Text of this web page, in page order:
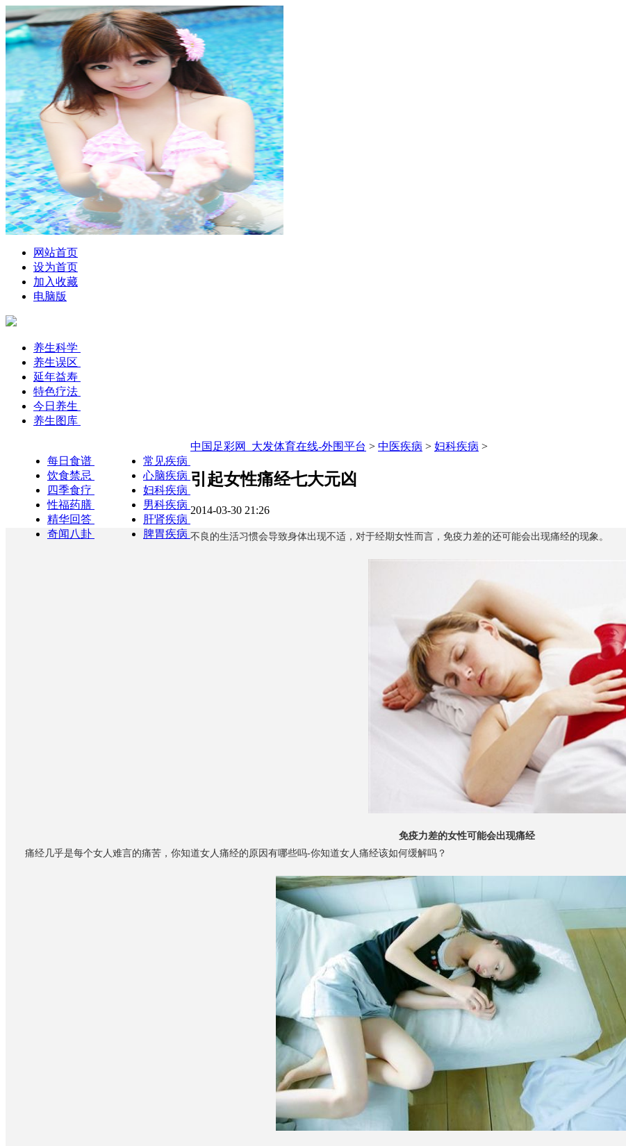
网站首页
设为首页
加入收藏
电脑版
养生科学
养生误区
延年益寿
特色疗法
今日养生
养生图库
每日食谱
饮食禁忌
四季食疗
性福药膳
精华回答
奇闻八卦
常见疾病
心脑疾病
妇科疾病
男科疾病
肝肾疾病
脾胃疾病
中国足彩网_大发体育在线-外围平台 > 中医疾病 > 妇科疾病 >
引起女性痛经七大元凶
2014-03-30 21:26
不良的生活习惯会导致身体出现不适，对于经期女性而言，免疫力差的还可能会出现痛经的现象。
免疫力差的女性可能会出现痛经
痛经几乎是每个女人难言的痛苦，你知道女人痛经的原因有哪些吗-你知道女人痛经该如何缓解吗？